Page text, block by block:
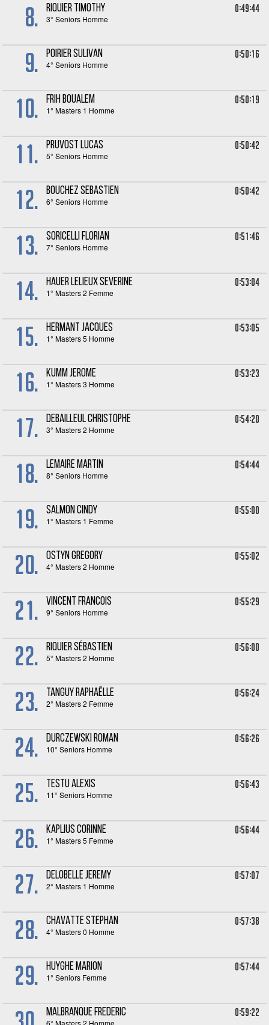
8. RIQUIER Timothy
3° Seniors Homme
0:49:44
9. POIRIER Sulivan
4° Seniors Homme
0:50:16
10. FRIH Boualem
1° Masters 1 Homme
0:50:19
11. PRUVOST Lucas
5° Seniors Homme
0:50:42
12. BOUCHEZ Sebastien
6° Seniors Homme
0:50:42
13. SORICELLI Florian
7° Seniors Homme
0:51:46
14. HAUER LELIEUX Severine
1° Masters 2 Femme
0:53:04
15. HERMANT Jacques
1° Masters 5 Homme
0:53:05
16. KUMM Jerome
1° Masters 3 Homme
0:53:23
17. DEBAILLEUL Christophe
3° Masters 2 Homme
0:54:20
18. LEMAIRE Martin
8° Seniors Homme
0:54:44
19. SALMON Cindy
1° Masters 1 Femme
0:55:00
20. OSTYN Gregory
4° Masters 2 Homme
0:55:02
21. VINCENT Francois
9° Seniors Homme
0:55:29
22. RIQUIER Sébastien
5° Masters 2 Homme
0:56:00
23. TANGUY Raphaëlle
2° Masters 2 Femme
0:56:24
24. DURCZEWSKI Roman
10° Seniors Homme
0:56:26
25. TESTU Alexis
11° Seniors Homme
0:56:43
26. KAPLIUS Corinne
1° Masters 5 Femme
0:56:44
27. DELOBELLE Jeremy
2° Masters 1 Homme
0:57:07
28. CHAVATTE Stephan
4° Masters 0 Homme
0:57:38
29. HUYGHE Marion
1° Seniors Femme
0:57:44
MALBRANQUE Frederic
6° Masters 2 Homme
0:59:22